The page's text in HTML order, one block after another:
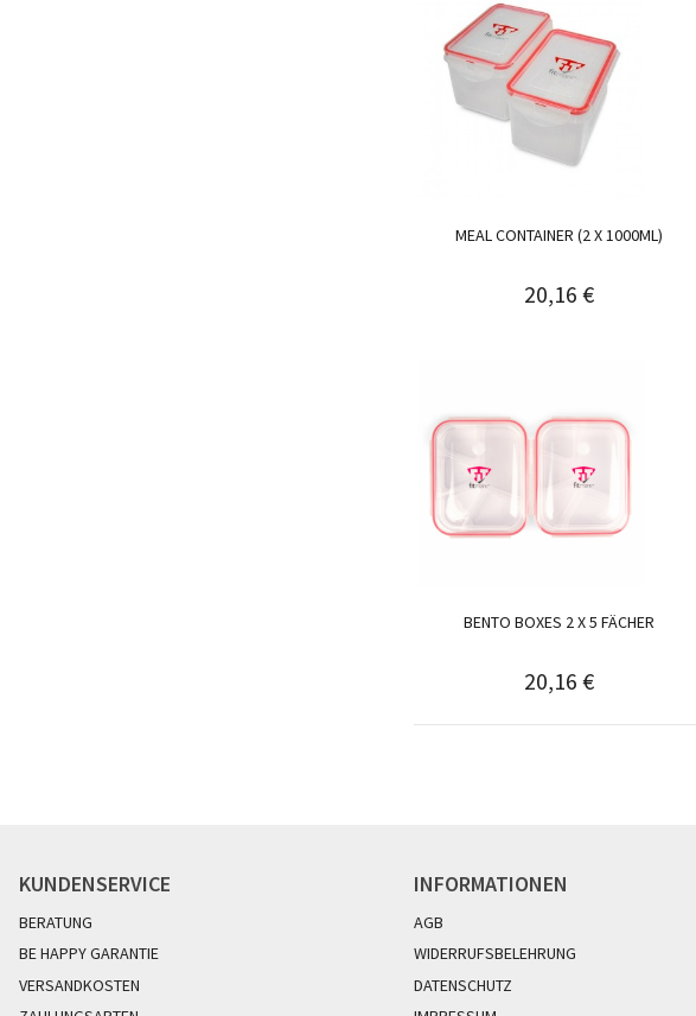
MEAL CONTAINER (2 X 1000ML)
20,16 €
BENTO BOXES 2 X 5 FÄCHER
20,16 €
KUNDENSERVICE
BERATUNG
BE HAPPY GARANTIE
VERSANDKOSTEN
INFORMATIONEN
AGB
WIDERRUFSBELEHRUNG
DATENSCHUTZ